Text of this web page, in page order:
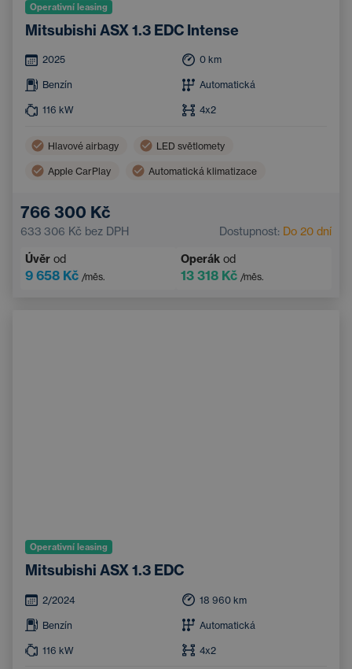
Operativní leasing
Mitsubishi ASX 1.3 EDC Intense
2025 0 km
Benzín Automatická
116 kW 4x2
Hlavové airbagy LED světlomety
Apple CarPlay Automatická klimatizace
Systém rozpoznávání chodců a cyklistů
766 300 Kč
633 306 Kč bez DPH Dostupnost: Do 20 dní
Úvěr od
9 658 Kč /měs.
Operák od
13 318 Kč /měs.
Operativní leasing
Mitsubishi ASX 1.3 EDC
2/2024 18 960 km
Benzín Automatická
116 kW 4x2